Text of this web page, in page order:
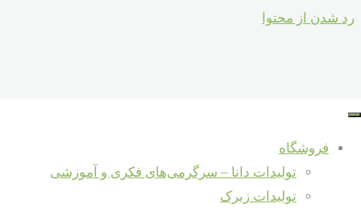
رد شدن از محتوا
فروشگاه
تولیدات دانا – سرگرمی‌های فکری و آموزشی
تولیدات زیرک
رفتار با کودکان